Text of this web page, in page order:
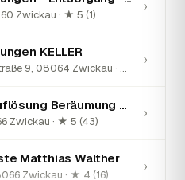
Zwickau · ★ 5 (1)
›
KELLER
Cainsdorfer Hauptstraße 9, 08064 Zwickau · ★ 4 (9)
›
HEB Haushaltsauflösung Beräumung Entrümpelung Preiswert Günstig Zwickau
Zwickau · ★ 5 (43)
›
Matthias Walther
Zwickau · ★ 4 (16)
›